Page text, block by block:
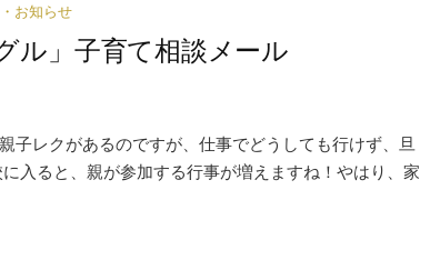
お知らせ
ル」子育て相談メール
子レクがあるのですが、仕事でどうしても行けず、旦
入ると、親が参加する行事が増えますね！やはり、家